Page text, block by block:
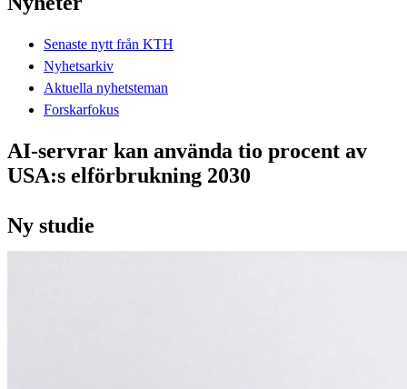
Senaste nytt från KTH
Nyhetsarkiv
Aktuella nyhetsteman
Forskarfokus
AI-servrar kan använda tio procent av
USA:s elförbrukning 2030
Ny studie